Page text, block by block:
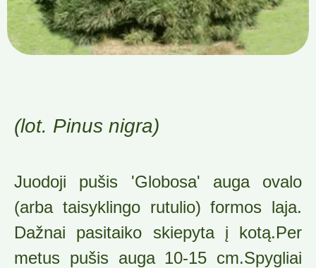
(lot. Pinus nigra)
Juodoji pušis 'Globosa' auga ovalo
(arba taisyklingo rutulio) formos laja.
Dažnai pasitaiko skiepyta į kotą.Per
metus pušis auga 10-15 cm.Spygliai